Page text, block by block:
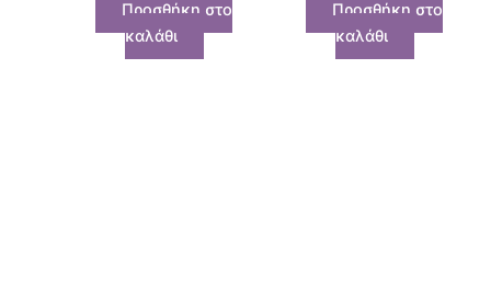
Προσθήκη στο
καλάθι
Προσθήκη στο
καλάθι